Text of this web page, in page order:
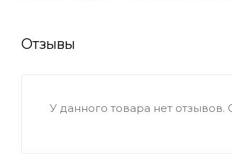
Отзывы
У данного товара нет отзывов.